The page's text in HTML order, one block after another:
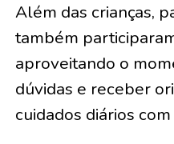
Além das crianças,
também
aproveitando o
dúvidas e receber
cuidados diários